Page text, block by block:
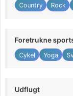
Country Rock
Foretrukne
Cykel Yoga
Udflugt